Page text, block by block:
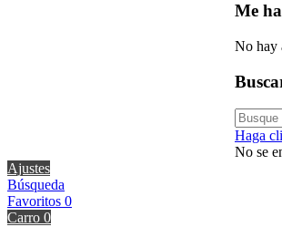
Me
No hay
Haga
No se
Ajustes
Búsqueda
Favoritos 0
Carro 0